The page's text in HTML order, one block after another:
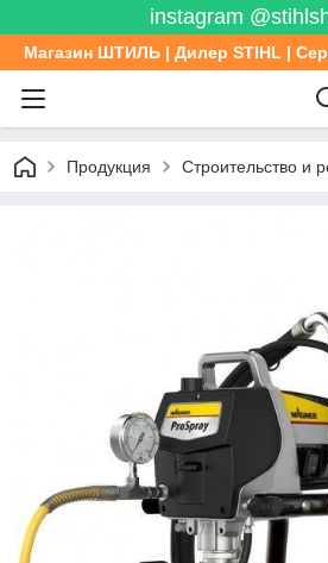
instagram
Магазин ШТИЛЬ | Дилер STIHL |
Продукция Строительство и